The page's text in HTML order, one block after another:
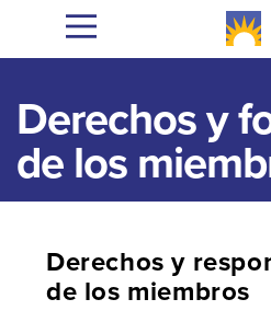
Derechos y
de los
Derechos y
de los miembros